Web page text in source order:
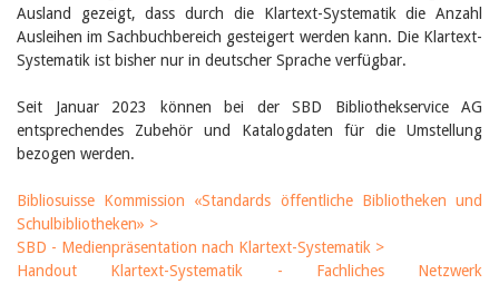
Julie Greub
Birgit Libiszewski
Ursula Strahm
Javier Lopez
Céline Graf
Felicitas Isler
Therese von Weissenfluh
Nicole Rothen
Manuela Nyffeler-Lanker
Alle Autoren
Ausland gezeigt, dass durch die Klartext-Systematik die Anzahl
Ausleihen im Sachbuchbereich gesteigert werden kann. Die Klartext-
Systematik ist bisher nur in deutscher Sprache verfügbar.
Seit Januar 2023 können bei der SBD Bibliothekservice AG
entsprechendes Zubehör und Katalogdaten für die Umstellung
bezogen werden.
Bibliosuisse Kommission «Standards öffentliche Bibliotheken und
Schulbibliotheken» >
SBD - Medienpräsentation nach Klartext-Systematik >
Handout Klartext-Systematik - Fachliches Netzwerk